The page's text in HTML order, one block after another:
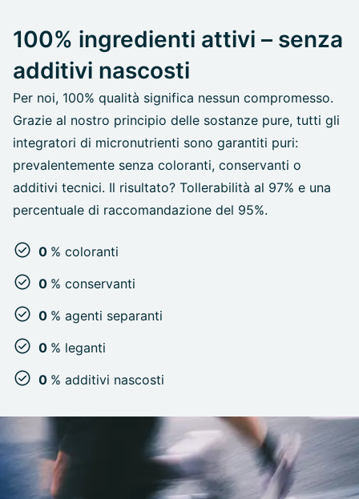
100% ingredienti attivi – senza
additivi nascosti
Per noi, 100% qualità significa nessun compromesso.
Grazie al nostro principio delle sostanze pure, tutti gli
integratori di micronutrienti sono garantiti puri:
prevalentemente senza coloranti, conservanti o
additivi tecnici. Il risultato? Tollerabilità al 97% e una
percentuale di raccomandazione del 95%.
0 % coloranti
0 % conservanti
0 % agenti separanti
0 % leganti
0 % additivi nascosti